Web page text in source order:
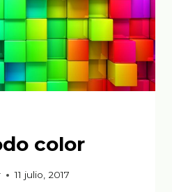
color
11 julio, 2017